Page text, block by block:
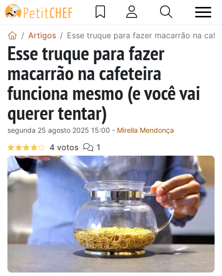
Artigos Esse truque para fazer macarrão na
Esse truque para fazer
macarrão na cafeteira
funciona mesmo (e você vai
querer tentar)
segunda 25 agosto 2025 15:00 - Mirella Mendonça